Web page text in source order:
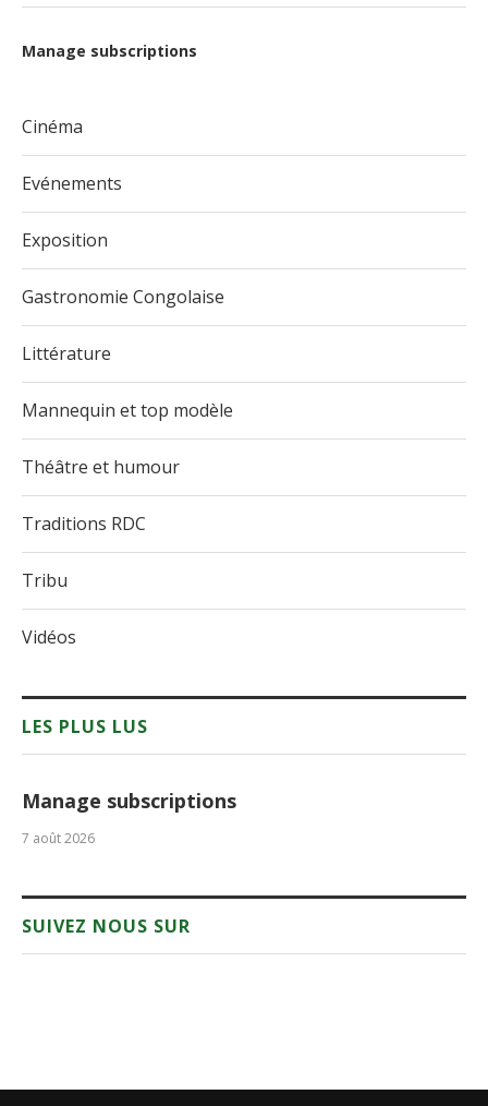
Manage subscriptions
Cinéma
Evénements
Exposition
Gastronomie Congolaise
Littérature
Mannequin et top modèle
Théâtre et humour
Traditions RDC
Tribu
Vidéos
LES PLUS LUS
Manage subscriptions
7 août 2026
SUIVEZ NOUS SUR